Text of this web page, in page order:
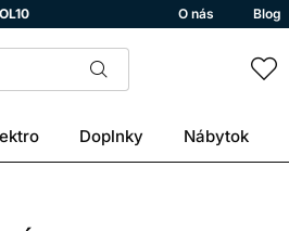
O nás Blog
Doplnky Nábytok